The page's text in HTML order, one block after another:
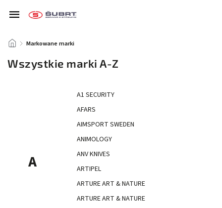
/ Markowane marki
Wszystkie marki A-Z
A
A1 SECURITY
AFARS
AIMSPORT SWEDEN
ANIMOLOGY
ANV KNIVES
ARTIPEL
ARTURE ART & NATURE
ARTURE ART & NATURE